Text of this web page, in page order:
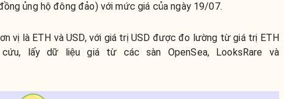
ủng hộ đông đảo) với mức giá của ngày 19/07.
vị là ETH và USD, với giá trị USD được đo lường từ giá trị ETH
lấy dữ liệu giá từ các sàn OpenSea, LooksRare và